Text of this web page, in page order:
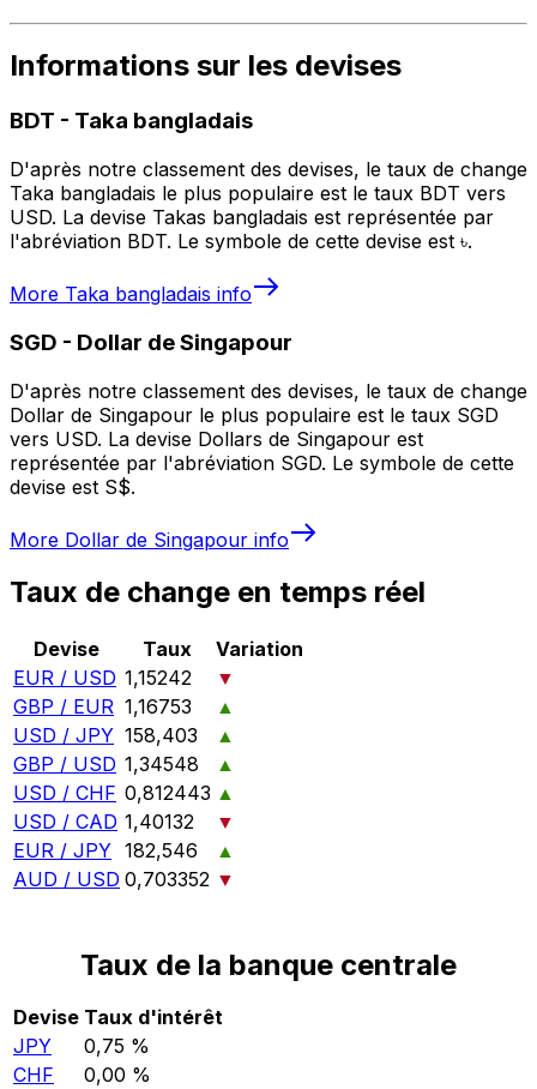
Informations sur les devises
BDT - Taka bangladais
D'après notre classement des devises, le taux de change
Taka bangladais le plus populaire est le taux BDT vers
USD. La devise Takas bangladais est représentée par
l'abréviation BDT. Le symbole de cette devise est ৳.
More Taka bangladais info
SGD - Dollar de Singapour
D'après notre classement des devises, le taux de change
Dollar de Singapour le plus populaire est le taux SGD
vers USD. La devise Dollars de Singapour est
représentée par l'abréviation SGD. Le symbole de cette
devise est S$.
More Dollar de Singapour info
Taux de change en temps réel
Devise Taux
Variation
EUR / USD 1,15242
▼
GBP / EUR 1,16753
▲
USD / JPY 158,403
▲
GBP / USD 1,34548
▲
USD / CHF 0,812443 ▲
USD / CAD 1,40132
▼
EUR / JPY 182,546
▲
AUD / USD 0,703352 ▼
Taux de la banque centrale
Devise Taux d'intérêt
JPY
0,75 %
CHF
0,00 %